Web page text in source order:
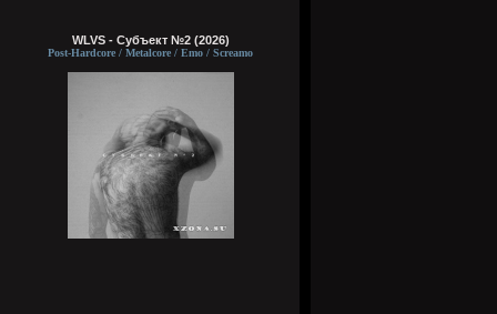
WLVS - Субъект №2 (2026)
Post-Hardcore / Metalcore / Emo / Screamo